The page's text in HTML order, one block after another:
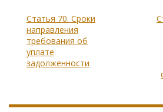
Статья 70. Сроки
направления
требования об
уплате
задолженности